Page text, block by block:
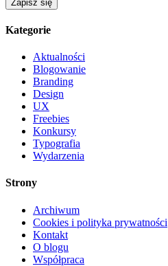
Kategorie
Aktualności
Blogowanie
Branding
Design
UX
Freebies
Konkursy
Typografia
Wydarzenia
Strony
Archiwum
Cookies i polityka prywatności
Kontakt
O blogu
Współpraca